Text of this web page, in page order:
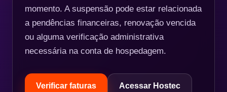
momento. A suspensão pode estar relacionada
a pendências financeiras, renovação vencida
ou alguma verificação administrativa
necessária na conta de hospedagem.
Verificar faturas Acessar Hostec